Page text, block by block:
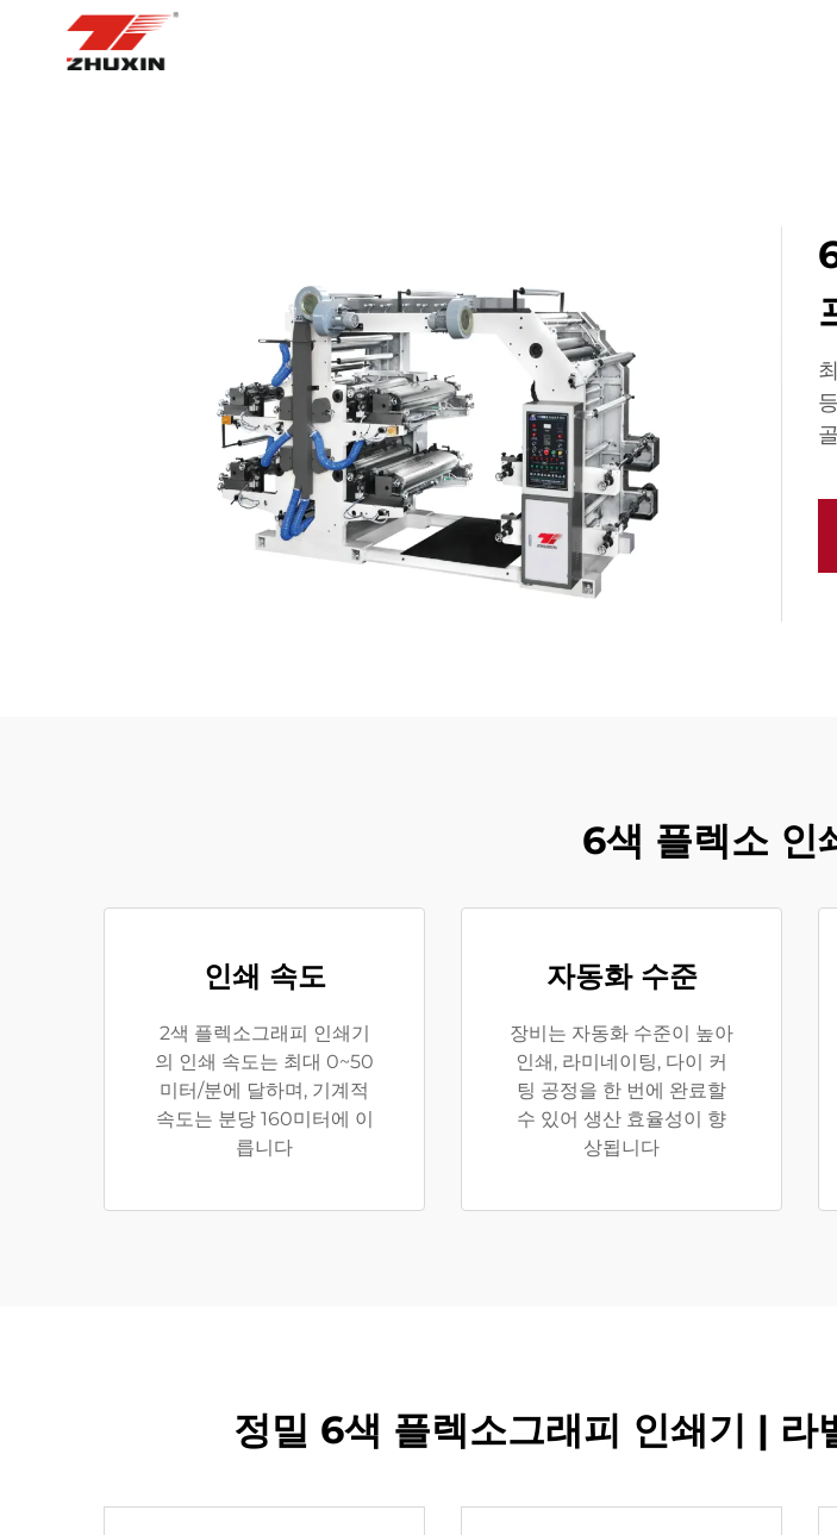
6색 플렉소 인
인쇄 속도
2색 플렉소그래피 인쇄기
의 인쇄 속도는 최대 0~50
미터/분에 달하며, 기계적
속도는 분당 160미터에 이
릅니다
자동화 수준
장비는 자동화 수준이 높아
인쇄, 라미네이팅, 다이 커
팅 공정을 한 번에 완료할
수 있어 생산 효율성이 향
상됩니다
정밀 6색 플렉소그래피 인쇄기 | 라